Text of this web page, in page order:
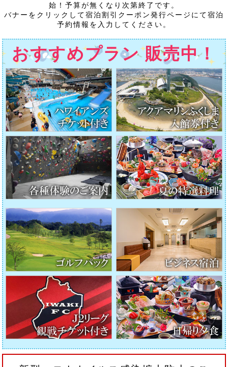
始！予算が無くなり次第終了です。
バナーをクリックして宿泊割引クーポン発行ページにて宿泊
予約情報を入力してください。
おすすめプラン 販売中！